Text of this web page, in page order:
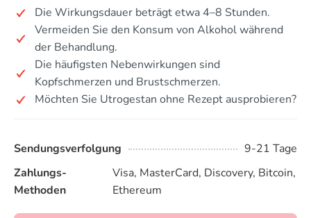
Die Wirkungsdauer beträgt etwa 4–8 Stunden.
Vermeiden Sie den Konsum von Alkohol während
der Behandlung.
Die häufigsten Nebenwirkungen sind
Kopfschmerzen und Brustschmerzen.
Möchten Sie Utrogestan ohne Rezept ausprobieren?
Sendungsverfolgung
9-21 Tage
Zahlungs-
Methoden
Visa, MasterCard, Discovery, Bitcoin,
Ethereum